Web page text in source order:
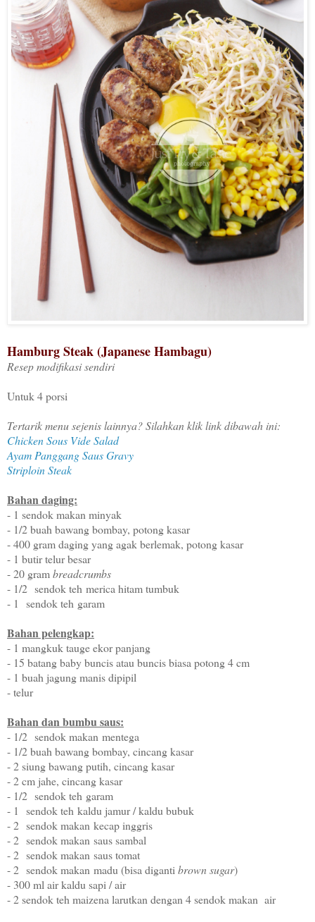
Hamburg Steak (Japanese Hambagu)
Resep modifikasi sendiri
Untuk 4 porsi
Tertarik menu sejenis lainnya? Silahkan klik link dibawah ini:
Chicken Sous Vide Salad
Ayam Panggang Saus Gravy
Striploin Steak
Bahan daging:
- 1 sendok makan minyak
- 1/2 buah bawang bombay, potong kasar
- 400 gram daging yang agak berlemak, potong kasar
- 1 butir telur besar
- 20 grambreadcrumbs
- 1/2 sendok teh merica hitam tumbuk
- 1
sendok teh garam
Bahan pelengkap:
- 1 mangkuk tauge ekor panjang
- 15 batang baby buncis atau buncis biasa potong 4 cm
- 1 buah jagung manis dipipil
- telur
Bahan dan bumbu saus:
- 1/2 sendok makan mentega
- 1/2 buah bawang bombay, cincang kasar
- 2 siung bawang putih, cincang kasar
- 2 cm jahe, cincang kasar
- 1/2 sendok teh garam
- 1
sendok teh kaldu jamur / kaldu bubuk
- 2 sendok makan kecap inggris
- 2 sendok makan saus sambal
- 2 sendok makan saus tomat
- 2 sendok makan madu (bisa diganti brown sugar)
- 300 ml air kaldu sapi / air
- 2 sendok teh maizena larutkan dengan 4 sendok makan air